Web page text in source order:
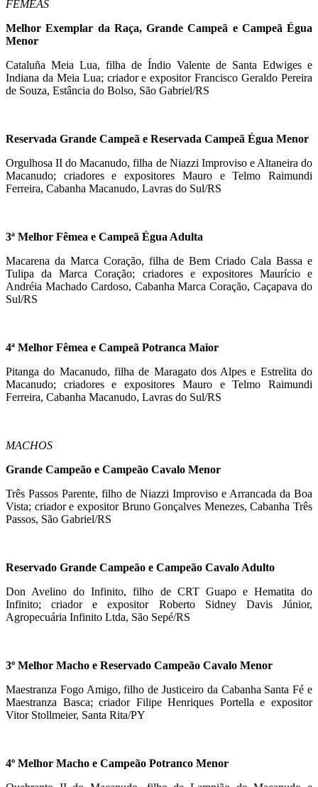
FÊMEAS
Melhor Exemplar da Raça, Grande Campeã e Campeã Égua
Menor
Cataluña Meia Lua, filha de Índio Valente de Santa Edwiges e
Indiana da Meia Lua; criador e expositor Francisco Geraldo Pereira
de Souza, Estância do Bolso, São Gabriel/RS
Reservada Grande Campeã e Reservada Campeã Égua Menor
Orgulhosa II do Macanudo, filha de Niazzi Improviso e Altaneira do
Macanudo; criadores e expositores Mauro e Telmo Raimundi
Ferreira, Cabanha Macanudo, Lavras do Sul/RS
3ª Melhor Fêmea e Campeã Égua Adulta
Macarena da Marca Coração, filha de Bem Criado Cala Bassa e
Tulipa da Marca Coração; criadores e expositores Maurício e
Andréia Machado Cardoso, Cabanha Marca Coração, Caçapava do
Sul/RS
4ª Melhor Fêmea e Campeã Potranca Maior
Pitanga do Macanudo, filha de Maragato dos Alpes e Estrelita do
Macanudo; criadores e expositores Mauro e Telmo Raimundi
Ferreira, Cabanha Macanudo, Lavras do Sul/RS
MACHOS
Grande Campeão e Campeão Cavalo Menor
Três Passos Parente, filho de Niazzi Improviso e Arrancada da Boa
Vista; criador e expositor Bruno Gonçalves Menezes, Cabanha Três
Passos, São Gabriel/RS
Reservado Grande Campeão e Campeão Cavalo Adulto
Don Avelino do Infinito, filho de CRT Guapo e Hematita do
Infinito; criador e expositor Roberto Sidney Davis Júnior,
Agropecuária Infinito Ltda, São Sepé/RS
3º Melhor Macho e Reservado Campeão Cavalo Menor
Maestranza Fogo Amigo, filho de Justiceiro da Cabanha Santa Fé e
Maestranza Basca; criador Filipe Henriques Portella e expositor
Vitor Stollmeier, Santa Rita/PY
4º Melhor Macho e Campeão Potranco Menor